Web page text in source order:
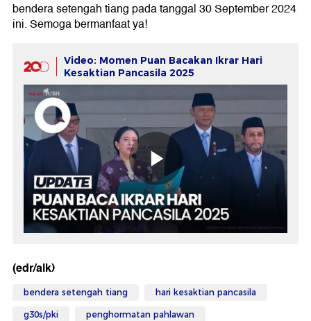
bendera setengah tiang pada tanggal 30 September 2024
ini. Semoga bermanfaat ya!
Video: Momen Puan Bacakan Ikrar Hari
Kesaktian Pancasila 2025
(edr/alk)
bendera setengah tiang hari kesaktian pancasila
g30s/pki penghormatan pahlawan